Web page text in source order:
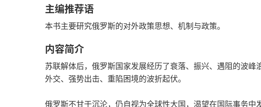
主编推荐语
本书主要研究俄罗斯的对外政策思想、机制与政策。
内容简介
苏联解体后，俄罗斯国家发展经历了衰落、振兴、遇阻的波
外交、强势出击、重陷困境的波折起伏。
俄罗斯不甘于沉沦，仍自视为全球性大国，渴望在国际事务